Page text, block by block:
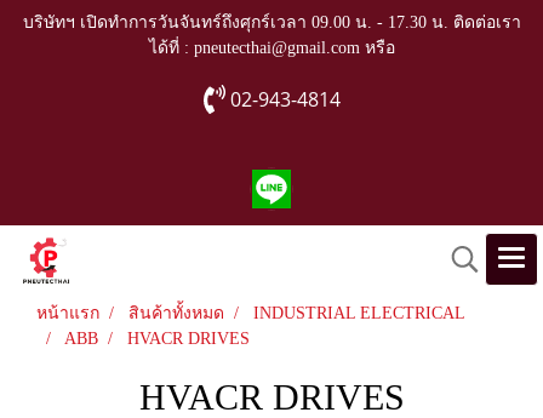
บริษัทฯ เปิดทำการวันจันทร์ถึงศุกร์เวลา 09.00 น. - 17.30 น. ติดต่อเรา
ได้ที่ : pneutecthai@gmail.com หรือ
02-943-4814
หน้าแรก สินค้าทั้งหมด
INDUSTRIAL ELECTRICAL
ABB
HVACR DRIVES
HVACR DRIVES